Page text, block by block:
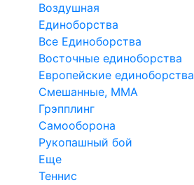
Воздушная
Единоборства
Все Единоборства
Восточные единоборства
Европейские единоборства
Смешанные, ММА
Грэпплинг
Самооборона
Рукопашный бой
Еще
Теннис